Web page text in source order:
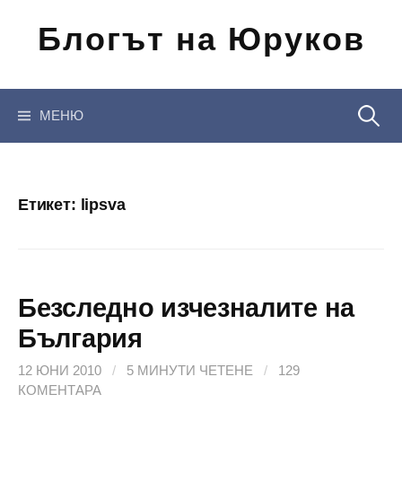
съдържанието
Блогът на Юруков
МЕНЮ
Етикет: lipsva
Безследно изчезналите на
България
12 ЮНИ 2010 / 5 МИНУТИ ЧЕТЕНЕ /
129
КОМЕНТАРА